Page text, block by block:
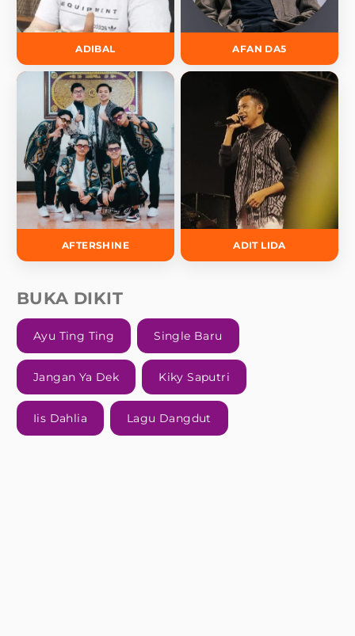
ADIBAL AFAN DA5
AFTERSHINE ADIT LIDA
BUKA DIKIT
Ayu Ting Ting Single Baru
Jangan Ya Dek Kiky Saputri
Iis Dahlia Lagu Dangdut